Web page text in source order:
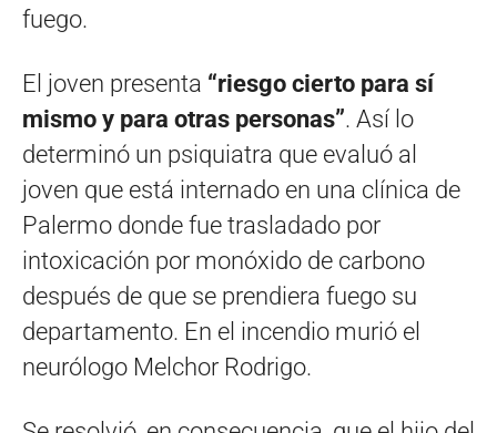
fuego.
El joven presenta “riesgo cierto para sí
mismo y para otras personas”. Así lo
determinó un psiquiatra que evaluó al
joven que está internado en una clínica de
Palermo donde fue trasladado por
intoxicación por monóxido de carbono
después de que se prendiera fuego su
departamento. En el incendio murió el
neurólogo Melchor Rodrigo.